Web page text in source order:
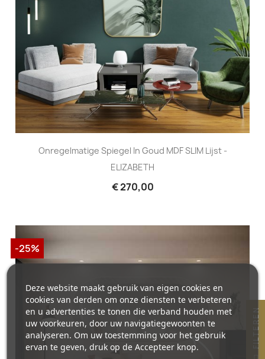
Onregelmatige Spiegel In Goud MDF SLIM Lijst -
ELIZABETH
€ 270,00
-25%
Deze website maakt gebruik van eigen cookies en
cookies van derden om onze diensten te verbeteren
en u advertenties te tonen die verband houden met
uw voorkeuren, door uw navigatiegewoonten te
analyseren. Om uw toestemming voor het gebruik
ervan te geven, druk op de Accepteer knop.
N